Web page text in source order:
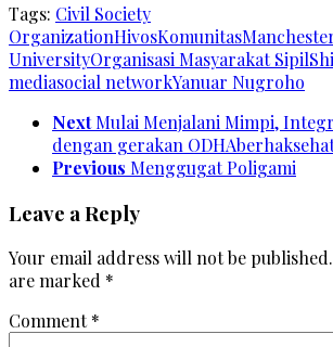
Tags: Civil Society
OrganizationHivosKomunitas
UniversityOrganisasi Masyarakat Sipil
mediasocial networkYanuar Nugroho
Next Mulai Menjalani Mimpi,
dengan gerakan
Previous Menggugat Poligami
Leave a Reply
Your email address will not be published.
are marked *
Comment*